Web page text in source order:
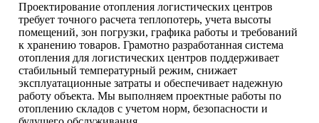
Проектирование отопления логистических центров
требует точного расчета теплопотерь, учета высоты
помещений, зон погрузки, графика работы и требований
к хранению товаров. Грамотно разработанная система
отопления для логистических центров поддерживает
стабильный температурный режим, снижает
эксплуатационные затраты и обеспечивает надежную
работу объекта. Мы выполняем проектные работы по
отоплению складов с учетом норм, безопасности и